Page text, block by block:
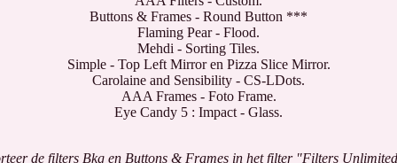
Buttons & Frames - Round Button ***
Flaming Pear - Flood.
Mehdi - Sorting Tiles.
Simple - Top Left Mirror en Pizza Slice Mirror.
Carolaine and Sensibility - CS-LDots.
AAA Frames - Foto Frame.
Eye Candy 5 : Impact - Glass.
de filters Bkg en Buttons & Frames in het filter "Filters